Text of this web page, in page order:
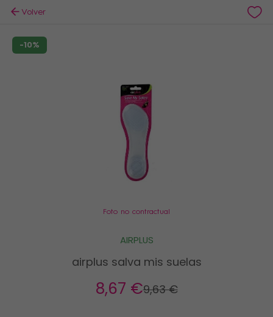
Volver
AIRPLUS
airplus salva mis suelas
8,67 €9,63 €
-10%
Foto no contractual